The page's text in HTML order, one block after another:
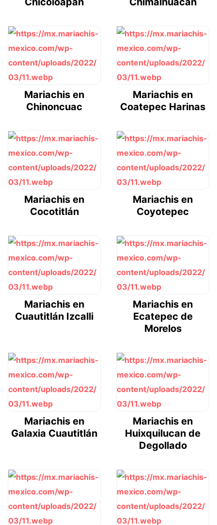
Mariachis en
Chinoncuac
Mariachis en
Coatepec Harinas
Mariachis en
Cocotitlán
Mariachis en
Coyotepec
Mariachis en
Cuautitlán Izcalli
Mariachis en
Ecatepec de
Morelos
Mariachis en
Galaxia Cuautitlán
Mariachis en
Huixquilucan de
Degollado